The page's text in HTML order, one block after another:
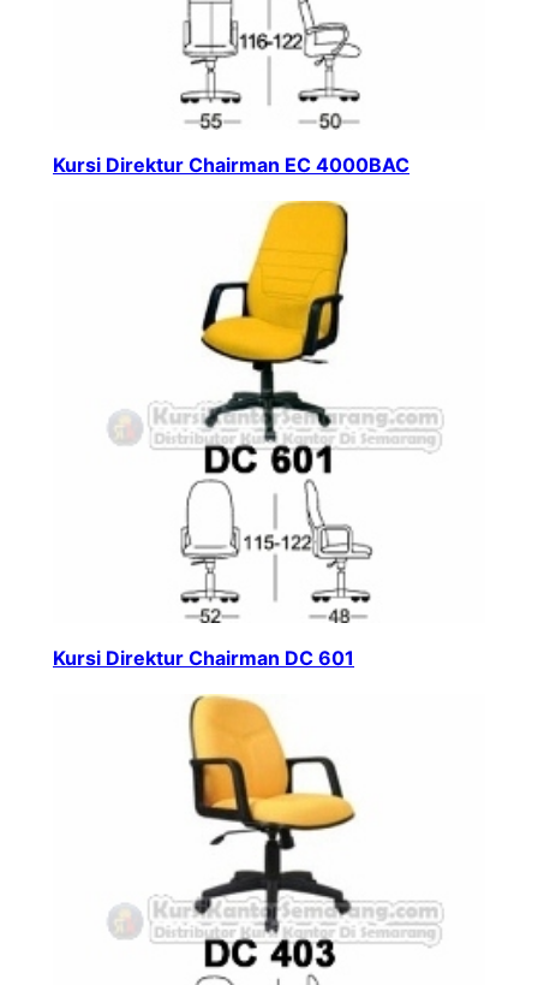
Kursi Direktur Chairman EC 4000BAC
Kursi Direktur Chairman DC 601